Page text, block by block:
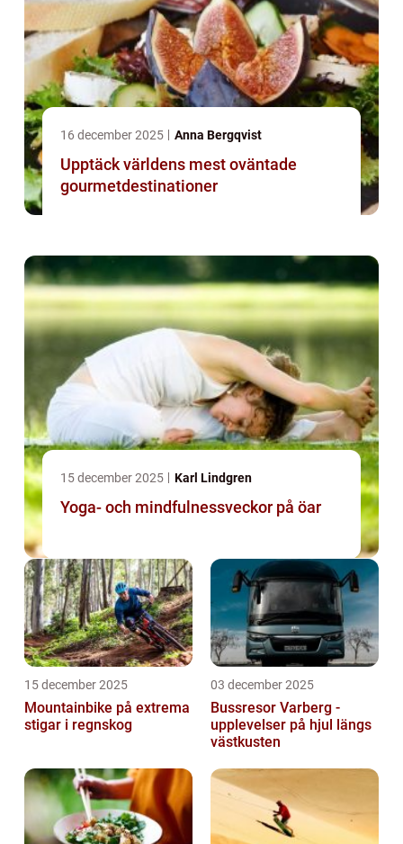
16 december 2025 Anna Bergqvist
Upptäck världens mest oväntade
gourmetdestinationer
15 december 2025 Karl Lindgren
Yoga- och mindfulnessveckor på öar
15 december 2025
Mountainbike på extrema
stigar i regnskog
03 december 2025
Bussresor Varberg -
upplevelser på hjul längs
västkusten